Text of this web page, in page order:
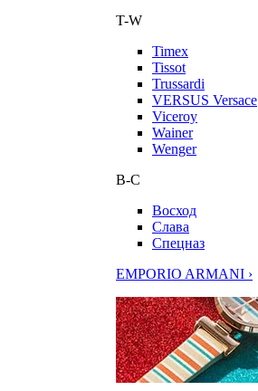
T-W
Timex
Tissot
Trussardi
VERSUS Versace
Viceroy
Wainer
Wenger
В-С
Восход
Слава
Спецназ
EMPORIO ARMANI ›